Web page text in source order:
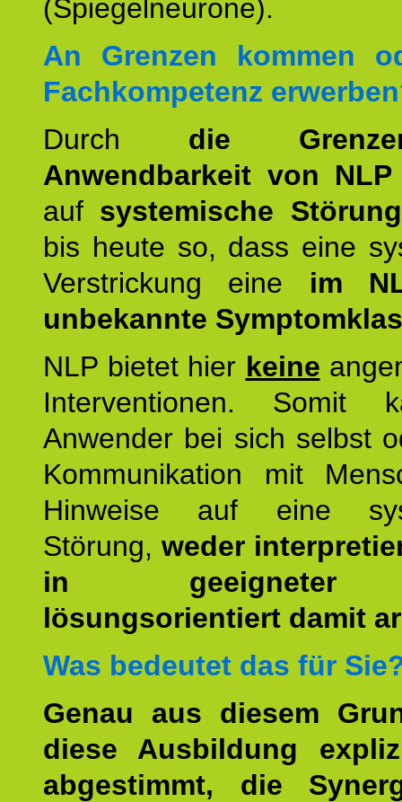
(Spiegelneurone).
An Grenzen kommen
Fachkompetenz
Durch die
Anwendbarkeit von NLP
auf systemische
bis heute so, dass eine
Verstrickung eine im
unbekannte
NLP bietet hier keine
Interventionen. Somit
Anwender bei sich selbst
Kommunikation mit
Hinweise auf eine
Störung, weder
in geeigneter
lösungsorientiert damit
Was bedeutet das für
Genau aus diesem
diese Ausbildung
abgestimmt, die